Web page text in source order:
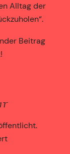
Alltag der
Beitrag